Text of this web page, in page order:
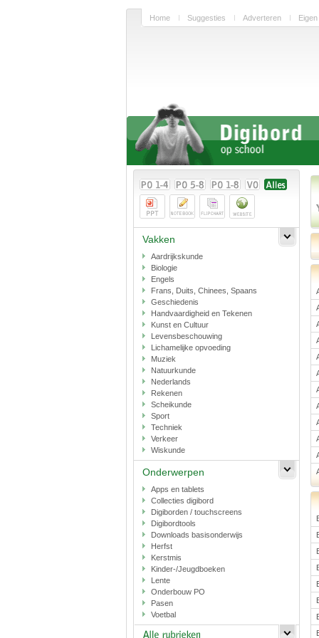
Home Suggesties Adverteren
Vakken
Aardrijkskunde
Biologie
Engels
Frans, Duits, Chinees, Spaans
Geschiedenis
Handvaardigheid en Tekenen
Kunst en Cultuur
Levensbeschouwing
Lichamelijke opvoeding
Muziek
Natuurkunde
Nederlands
Rekenen
Scheikunde
Sport
Techniek
Verkeer
Wiskunde
Onderwerpen
Apps en tablets
Collecties digibord
Digiborden / touchscreens
Digibordtools
Downloads basisonderwijs
Herfst
Kerstmis
Kinder-/Jeugdboeken
Lente
Onderbouw PO
Pasen
Voetbal